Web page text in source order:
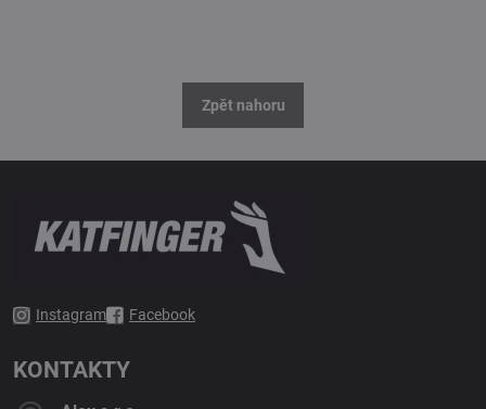
Zpět nahoru
Instagram Facebook
KONTAKTY